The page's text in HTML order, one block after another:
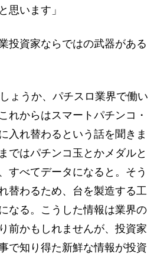
思います」
投資家ならではの武器がある
ょうか、パチスロ業界で働い
れからはスマートパチンコ・
入れ替わるという話を聞きま
ではパチンコ玉とかメダルと
すべてデータになると。そう
替わるため、台を製造する工
なる。こうした情報は業界の
前かもしれませんが、投資家
で知り得た新鮮な情報が投資